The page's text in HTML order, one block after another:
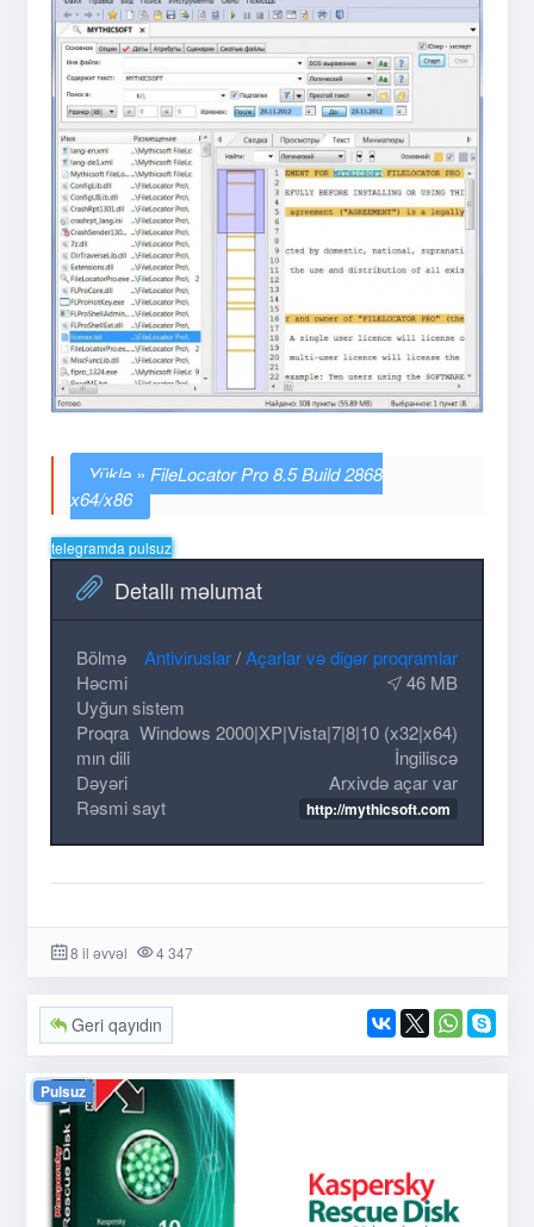
FileLocator Pro 8.5 Build 2868
x64/x86
telegramda pulsuz
Detallı məlumat
Bölmə Antiviruslar/Açarlar və digər proqramlar
Həcmi
46 MB
Uyğun sistem
Windows 2000|XP|Vista|7|8|10 (x32|x64)
Proqra
mın dili
İngiliscə
Dəyəri
Arxivdə açar var
Rəsmi sayt
http://mythicsoft.com
8 il əvvəl 4 347
Geri qayıdın
Pulsuz